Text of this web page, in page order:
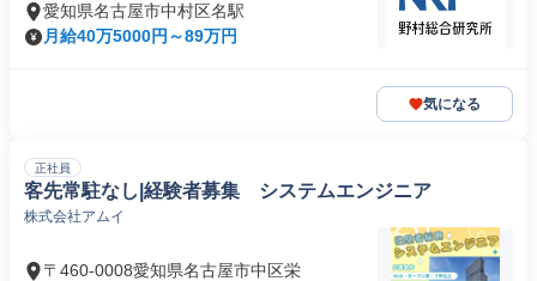
愛知県名古屋市中村区名駅
月給40万5000円～89万円
気になる
正社員
客先常駐なし|経験者募集 システムエンジニア
株式会社アムイ
〒460-0008愛知県名古屋市中区栄